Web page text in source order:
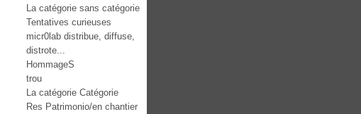
La catégorie sans catégorie
Tentatives curieuses
micr0lab distribue, diffuse,
distrote...
HommageS
trou
La catégorie Catégorie
Res Patrimonio/en chantier